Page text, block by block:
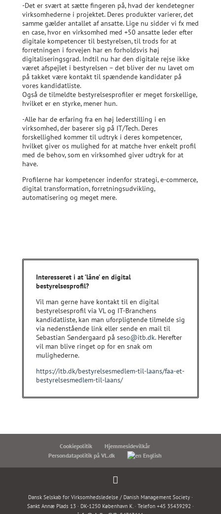
-Det er svært at sætte fingeren på, hvad der kendetegner
virksomhederne i projektet. Deres produkter varierer, det
samme gælder antallet af ansatte. Lige nu sidder vi fx med
en case, hvor en virksomhed med +50 ansatte leder efter
digitale kompetencer til bestyrelsen, til trods for at
forretningen i forvejen har en forholdsvis høj
digitaliseringsgrad. Indtil nu har den digitale rejse ikke
været afspejlet i bestyrelsen – det bliver der nu lavet om
på takket være kontakt til spændende kandidater på
vores kandidatliste.
Også de tilmeldte bestyrelsesprofiler er meget forskellige,
hvilket er en styrke, mener hun.
-Alle har de erfaring fra en høj lederstilling i en
virksomhed, der baserer sig på IT/Tech. Deres
forskellighed kommer til udtryk i deres kompetencer,
hvilket giver os mulighed for at matche hver enkelt profil
med de behov, som en virksomhed giver udtryk for at
have.
Profilerne har kompetencer indenfor strategi, e-commerce,
digital transformation, forretningsudvikling,
automatisering og meget mere.
Interesseret i at ’låne’ en digital
bestyrelsesprofil?
Vil man gerne have kontakt til en digital
bestyrelsesprofil via VL og IT-Branchens
kandidatliste, kan man uforpligtende tilmelde sig
via nedenstående link eller sende en mail til
Sebastian Søndergaard på seso@itb.dk. Herefter
vil man blive ringet op for en snak om
mulighederne.
https://itb.dk/bestyrelsesmedlem-til-laans/faa-et-
bestyrelsesmedlem-til-laans/
Cookiepolitik
Hjemmesidevilkår
Persondatapolitik på VL.dk
English
Dansk Selskab for Virksomhedsledelse / Danish Management Society ·
Sankt Annæ Plads 13 · DK-1250 København K. · Telefon +45 35439292 ·